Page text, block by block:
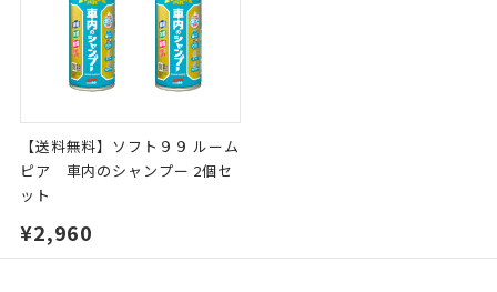
【送料無料】ソフト９９ ルーム
ピア 車内のシャンプー 2個セ
ット
¥2,960